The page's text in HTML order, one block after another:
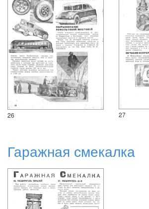
26 27
Гаражная смекалка